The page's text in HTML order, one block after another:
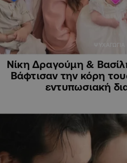
ΨΥΧΑΓΩΓΙΑ
Νίκη Δραγούμη &
Βάφτισαν την κόρη
εντυπωσιακή